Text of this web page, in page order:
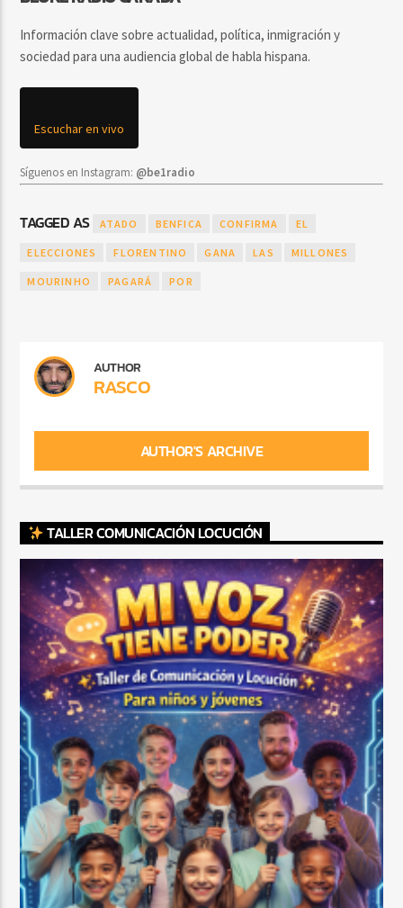
Información clave sobre actualidad, política, inmigración y
sociedad para una audiencia global de habla hispana.
Escuchar en vivo
Síguenos en Instagram: @be1radio
TAGGED AS ATADO BENFICA CONFIRMA EL
ELECCIONES FLORENTINO GANA LAS MILLONES
MOURINHO PAGARÁ POR
AUTHOR
RASCO
AUTHOR'S ARCHIVE
TALLER COMUNICACIÓN LOCUCIÓN